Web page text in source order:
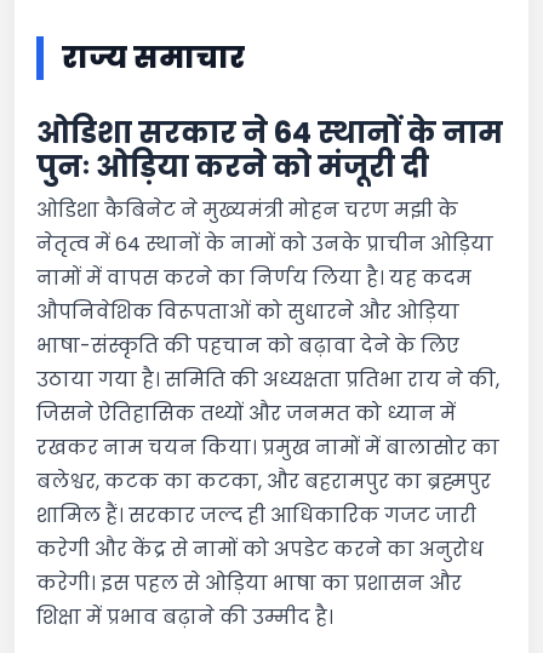
राज्य समाचार
ओडिशा सरकार ने 64 स्थानों के नाम
पुनः ओड़िया करने को मंजूरी दी
ओडिशा कैबिनेट ने मुख्यमंत्री मोहन चरण मझी के
नेतृत्व में 64 स्थानों के नामों को उनके प्राचीन ओड़िया
नामों में वापस करने का निर्णय लिया है। यह कदम
औपनिवेशिक विरूपताओं को सुधारने और ओड़िया
भाषा-संस्कृति की पहचान को बढ़ावा देने के लिए
उठाया गया है। समिति की अध्यक्षता प्रतिभा राय ने की,
जिसने ऐतिहासिक तथ्यों और जनमत को ध्यान में
रखकर नाम चयन किया। प्रमुख नामों में बालासोर का
बलेश्वर, कटक का कटका, और बहरामपुर का ब्रह्मपुर
शामिल हैं। सरकार जल्द ही आधिकारिक गजट जारी
करेगी और केंद्र से नामों को अपडेट करने का अनुरोध
करेगी। इस पहल से ओड़िया भाषा का प्रशासन और
शिक्षा में प्रभाव बढ़ाने की उम्मीद है।